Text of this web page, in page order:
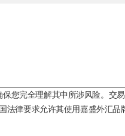
您完全理解其中所涉风险。交
律要求允许其使用嘉盛外汇品